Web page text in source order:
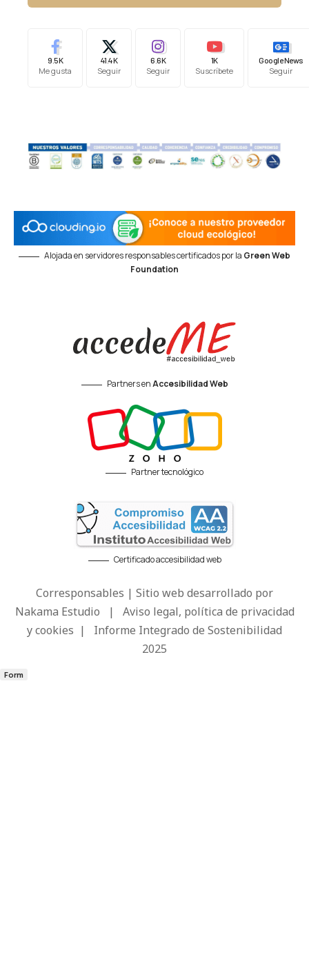
9.5K
Me gusta
41.4K
Seguir
6.6K
Seguir
1K
Suscríbete
Google News
Seguir
Alojada en servidores responsables certificados por la Green Web
Foundation
Partners enAccesibilidad Web
Partner tecnológico
Certificado accesibilidad web
Corresponsables | Sitio web desarrollado por
Nakama Estudio | Aviso legal, política de privacidad
y cookies | Informe Integrado de Sostenibilidad
2025
Form